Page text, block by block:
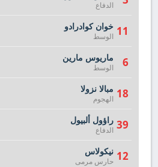
الدفاع
11 خوان كوادرادو
الوسط
6 ماريوس مارين
الوسط
18 مبالا نزولا
الهجوم
39 راؤول ألبيول
الدفاع
12 نيكولاس
حارس مرمى